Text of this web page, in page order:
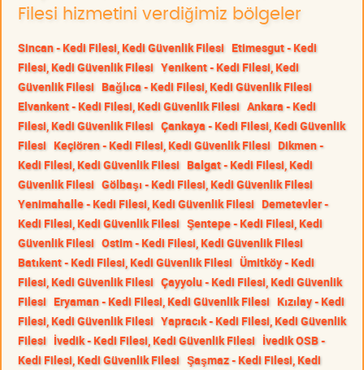
Filesi hizmetini verdiğimiz bölgeler
Sincan - Kedi Filesi, Kedi Güvenlik Filesi Etimesgut - Kedi
Filesi, Kedi Güvenlik Filesi Yenikent - Kedi Filesi, Kedi
Güvenlik Filesi Bağlıca - Kedi Filesi, Kedi Güvenlik Filesi
Elvankent - Kedi Filesi, Kedi Güvenlik Filesi Ankara - Kedi
Filesi, Kedi Güvenlik Filesi Çankaya - Kedi Filesi, Kedi Güvenlik
Filesi Keçiören - Kedi Filesi, Kedi Güvenlik Filesi Dikmen -
Kedi Filesi, Kedi Güvenlik Filesi Balgat - Kedi Filesi, Kedi
Güvenlik Filesi Gölbaşı - Kedi Filesi, Kedi Güvenlik Filesi
Yenimahalle - Kedi Filesi, Kedi Güvenlik Filesi Demetevler -
Kedi Filesi, Kedi Güvenlik Filesi Şentepe - Kedi Filesi, Kedi
Güvenlik Filesi Ostim - Kedi Filesi, Kedi Güvenlik Filesi
Batıkent - Kedi Filesi, Kedi Güvenlik Filesi Ümitköy - Kedi
Filesi, Kedi Güvenlik Filesi Çayyolu - Kedi Filesi, Kedi Güvenlik
Filesi Eryaman - Kedi Filesi, Kedi Güvenlik Filesi Kızılay - Kedi
Filesi, Kedi Güvenlik Filesi Yapracık - Kedi Filesi, Kedi Güvenlik
Filesi İvedik - Kedi Filesi, Kedi Güvenlik Filesi İvedik OSB -
Kedi Filesi, Kedi Güvenlik Filesi Şaşmaz - Kedi Filesi, Kedi